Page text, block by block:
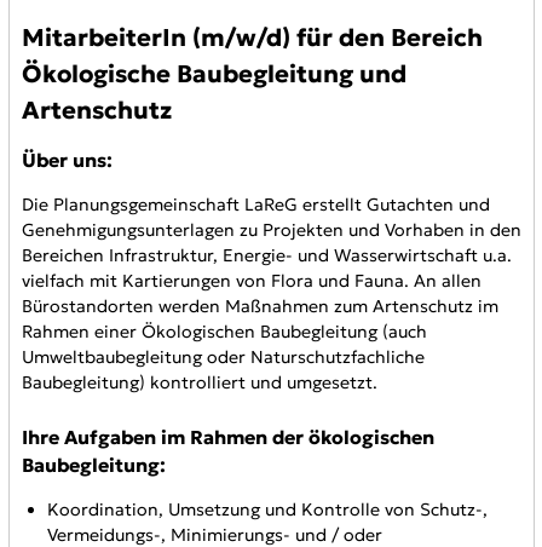
MitarbeiterIn (m/w/d) für den Bereich
Ökologische Baubegleitung und
Artenschutz
Über uns:
Die Planungsgemeinschaft LaReG erstellt Gutachten und
Genehmigungsunterlagen zu Projekten und Vorhaben in den
Bereichen Infrastruktur, Energie- und Wasserwirtschaft u.a.
vielfach mit Kartierungen von Flora und Fauna. An allen
Bürostandorten werden Maßnahmen zum Artenschutz im
Rahmen einer Ökologischen Baubegleitung (auch
Umweltbaubegleitung oder Naturschutzfachliche
Baubegleitung) kontrolliert und umgesetzt.
Ihre Aufgaben im Rahmen der ökologischen
Baubegleitung:
Koordination, Umsetzung und Kontrolle von Schutz-,
Vermeidungs-, Minimierungs- und / oder